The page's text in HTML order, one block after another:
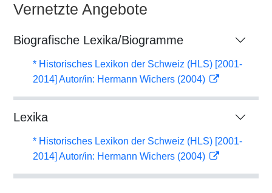
Vernetzte Angebote
Biografische Lexika/Biogramme
* Historisches Lexikon der Schweiz (HLS) [2001-
2014] Autor/in: Hermann Wichers (2004)
Lexika
* Historisches Lexikon der Schweiz (HLS) [2001-
2014] Autor/in: Hermann Wichers (2004)